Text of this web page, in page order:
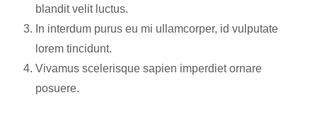
blandit velit luctus.
In interdum purus eu mi ullamcorper, id vulputate
lorem tincidunt.
Vivamus scelerisque sapien imperdiet ornare
posuere.